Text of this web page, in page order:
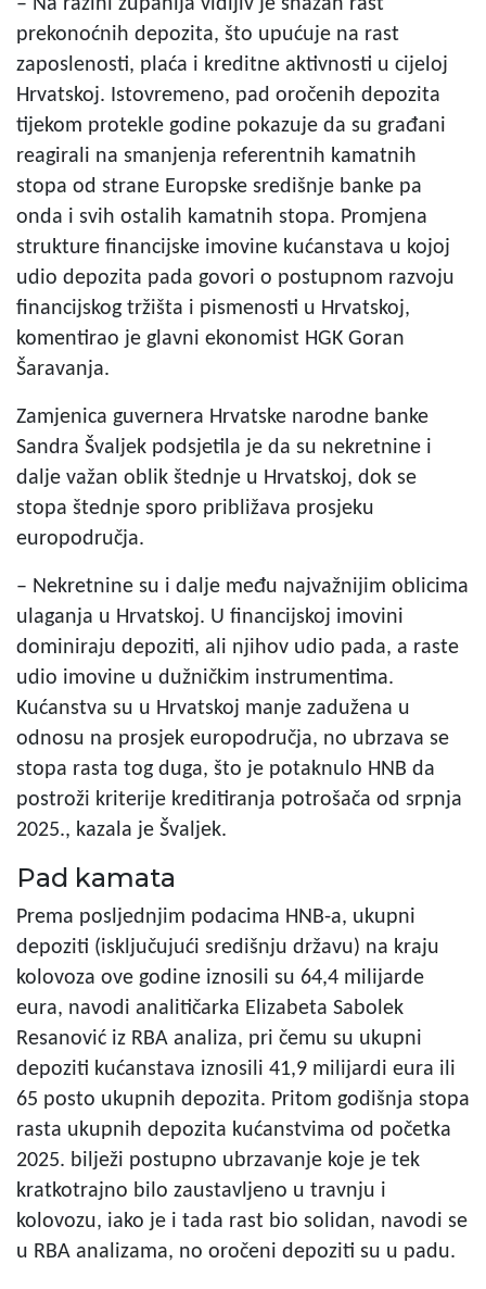
prekonoćnih depozita, što upućuje na rast
zaposlenosti, plaća i kreditne aktivnosti u cijeloj
Hrvatskoj. Istovremeno, pad oročenih depozita
tijekom protekle godine pokazuje da su građani
reagirali na smanjenja referentnih kamatnih
stopa od strane Europske središnje banke pa
onda i svih ostalih kamatnih stopa. Promjena
strukture financijske imovine kućanstava u kojoj
udio depozita pada govori o postupnom razvoju
financijskog tržišta i pismenosti u Hrvatskoj,
komentirao je glavni ekonomist HGK Goran
Šaravanja.
Zamjenica guvernera Hrvatske narodne banke
Sandra Švaljek podsjetila je da su nekretnine i
dalje važan oblik štednje u Hrvatskoj, dok se
stopa štednje sporo približava prosjeku
europodručja.
– Nekretnine su i dalje među najvažnijim oblicima
ulaganja u Hrvatskoj. U financijskoj imovini
dominiraju depoziti, ali njihov udio pada, a raste
udio imovine u dužničkim instrumentima.
Kućanstva su u Hrvatskoj manje zadužena u
odnosu na prosjek europodručja, no ubrzava se
stopa rasta tog duga, što je potaknulo HNB da
postroži kriterije kreditiranja potrošača od srpnja
2025., kazala je Švaljek.
Pad kamata
Prema posljednjim podacima HNB-a, ukupni
depoziti (isključujući središnju državu) na kraju
kolovoza ove godine iznosili su 64,4 milijarde
eura, navodi analitičarka Elizabeta Sabolek
Resanović iz RBA analiza, pri čemu su ukupni
depoziti kućanstava iznosili 41,9 milijardi eura ili
65 posto ukupnih depozita. Pritom godišnja stopa
rasta ukupnih depozita kućanstvima od početka
2025. bilježi postupno ubrzavanje koje je tek
kratkotrajno bilo zaustavljeno u travnju i
kolovozu, iako je i tada rast bio solidan, navodi se
u RBA analizama, no oročeni depoziti su u padu.